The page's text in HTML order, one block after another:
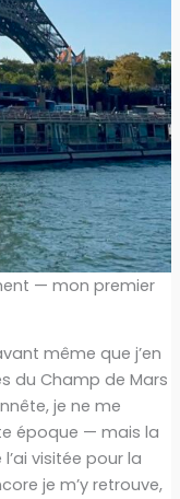
— mon premier
même que j’en
du Champ de Mars
je ne me
époque — mais la
visitée pour la
je m’y retrouve,